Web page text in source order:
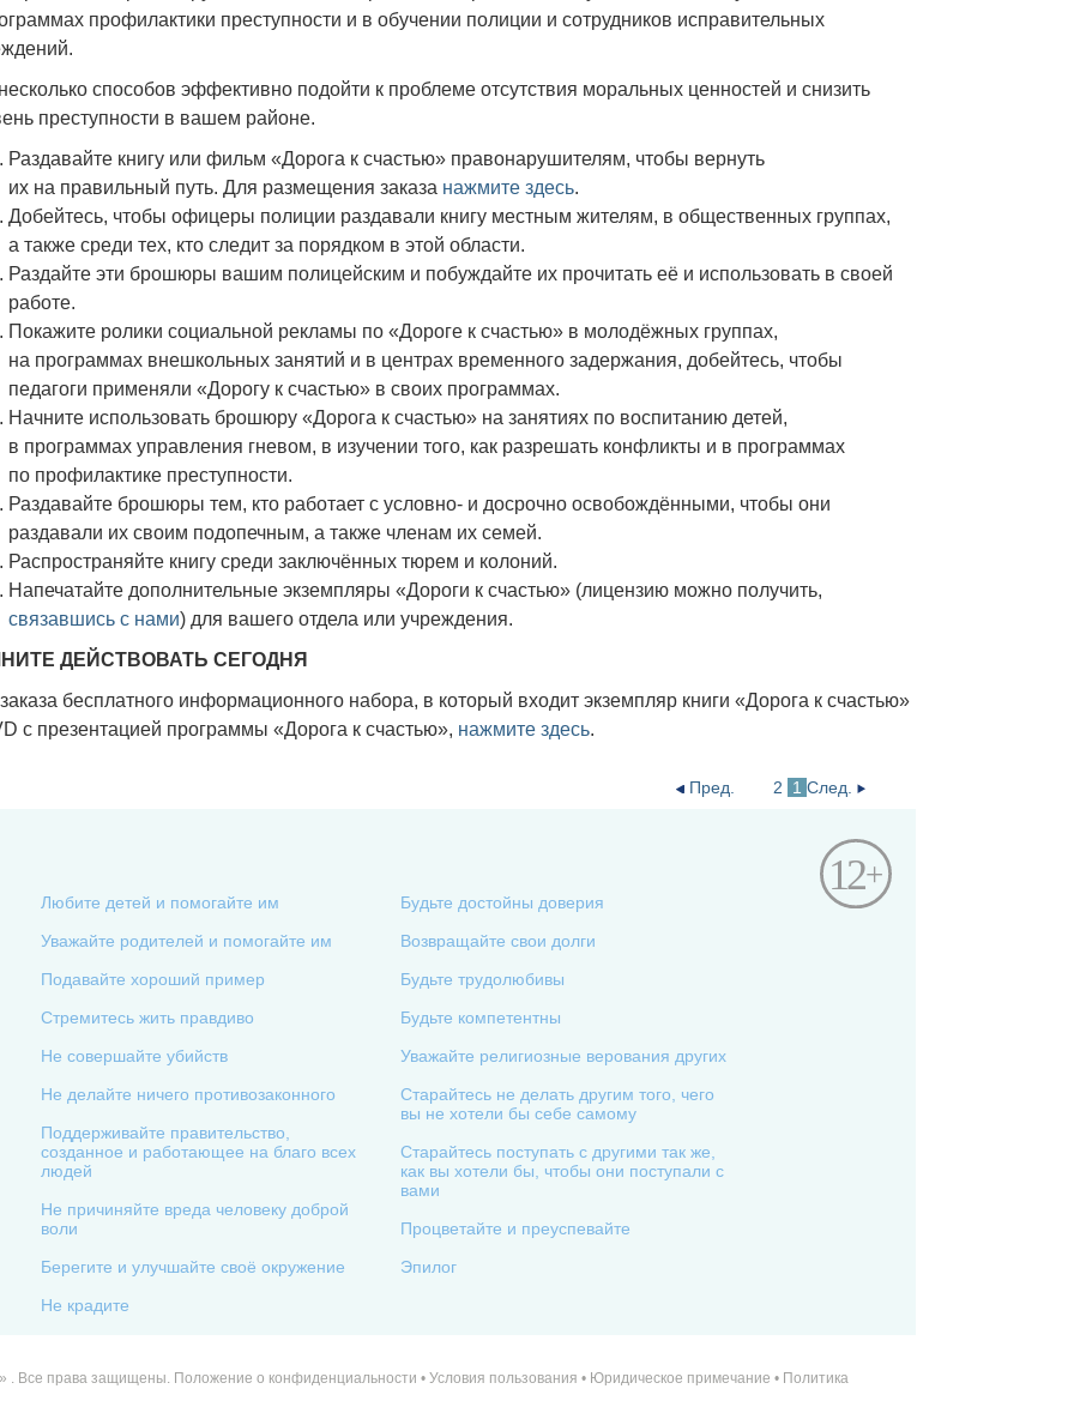
профилактики преступности и в обучении полиции и сотрудников исправительных
способов эффективно подойти к проблеме отсутствия моральных ценностей и снизить
преступности в вашем районе.
Раздавайте книгу или фильм «Дорога к счастью» правонарушителям, чтобы вернуть
их на правильный путь. Для размещения заказа нажмите здесь.
Добейтесь, чтобы офицеры полиции раздавали книгу местным жителям, в общественных группах,
а также среди тех, кто следит за порядком в этой области.
Раздайте эти брошюры вашим полицейским и побуждайте их прочитать её и использовать в своей
работе.
Покажите ролики социальной рекламы по «Дороге к счастью» в молодёжных группах,
на программах внешкольных занятий и в центрах временного задержания, добейтесь, чтобы
педагоги применяли «Дорогу к счастью» в своих программах.
Начните использовать брошюру «Дорога к счастью» на занятиях по воспитанию детей,
в программах управления гневом, в изучении того, как разрешать конфликты и в программах
по профилактике преступности.
Раздавайте брошюры тем, кто работает с условно- и досрочно освобождёнными, чтобы они
раздавали их своим подопечным, а также членам их семей.
Распространяйте книгу среди заключённых тюрем и колоний.
Напечатайте дополнительные экземпляры «Дороги к счастью» (лицензию можно получить,
связавшись с нами) для вашего отдела или учреждения.
ДЕЙСТВОВАТЬ СЕГОДНЯ
бесплатного информационного набора, в который входит экземпляр книги «Дорога к счастью»
с презентацией программы «Дорога к счастью», нажмите здесь.
След.
1
2
Пред.
Любите детей и помогайте им
Уважайте родителей и помогайте им
Подавайте хороший пример
Стремитесь жить правдиво
Не совершайте убийств
Не делайте ничего противозаконного
Поддерживайте правительство,
созданное и работающее на благо всех
людей
Не причиняйте вреда человеку доброй
воли
Берегите и улучшайте своё окружение
Не крадите
Будьте достойны доверия
Возвращайте свои долги
Будьте трудолюбивы
Будьте компетентны
Уважайте религиозные верования других
Старайтесь не делать другим того, чего
вы не хотели бы себе самому
Старайтесь поступать с другими так же,
как вы хотели бы, чтобы они поступали с
вами
Процветайте и преуспевайте
Эпилог
. Все права защищены. Положение о конфиденциальности • Условия пользования • Юридическое примечание • Политика